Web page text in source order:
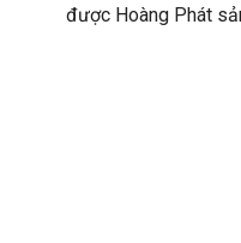
được Hoàng Phát